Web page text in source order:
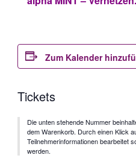
Zum Kalender
Tickets
Die unten stehende Nummer
dem Warenkorb. Durch einen Klick
Teilnehmerinformationen bearbeitet
werden.